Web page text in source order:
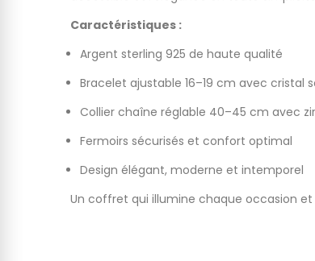
Caractéristiques :
Argent sterling 925 de haute qualité
Bracelet ajustable 16–19 cm avec cristal
Collier chaîne réglable 40–45 cm avec
Fermoirs sécurisés et confort optimal
Design élégant, moderne et intemporel
Un coffret qui illumine chaque occasion